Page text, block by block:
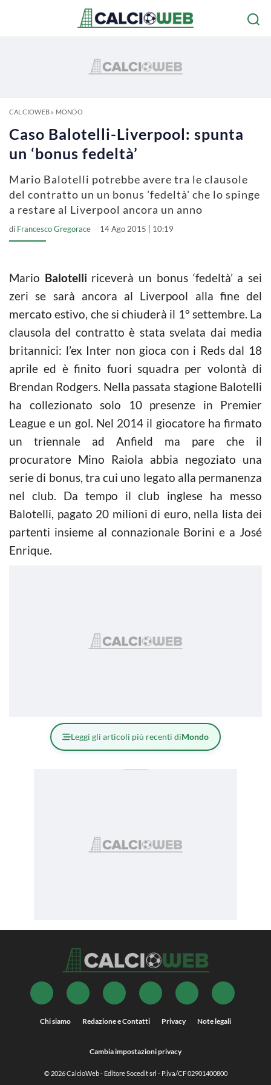
CALCIOWEB» MONDO
Caso Balotelli-Liverpool: spunta
un ‘bonus fedeltà’
Mario Balotelli potrebbe avere tra le clausole
del contratto un un bonus 'fedeltà' che lo spinge
a restare al Liverpool ancora un anno
di Francesco Gregorace 14 Ago 2015 | 10:19
Mario Balotelli riceverà un bonus ‘fedeltà’ a sei
zeri se sarà ancora al Liverpool alla fine del
mercato estivo, che si chiuderà il 1° settembre. La
clausola del contratto è stata svelata dai media
britannici: l’ex Inter non gioca con i Reds dal 18
aprile ed è finito fuori squadra per volontà di
Brendan Rodgers. Nella passata stagione Balotelli
ha collezionato solo 10 presenze in Premier
League e un gol. Nel 2014 il giocatore ha firmato
un triennale ad Anfield ma pare che il
procuratore Mino Raiola abbia negoziato una
serie di bonus, tra cui uno legato alla permanenza
nel club. Da tempo il club inglese ha messo
Balotelli, pagato 20 milioni di euro, nella lista dei
partenti insieme al connazionale Borini e a José
Enrique.
Leggi gli articoli più recenti diMondo
Chi siamo Redazione e Contatti Privacy Note legali
Cambia impostazioni privacy
© 2026CalcioWeb- Editore Socedit srl - P.iva/CF 02901400800